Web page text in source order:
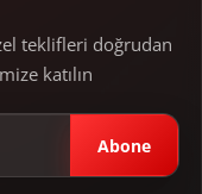
teklifleri doğrudan
katılın
Abone